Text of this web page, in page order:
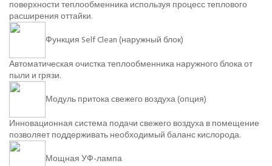
поверхности теплообменника используя процесс теплового
расширения оттайки.
Функция Self Clean (наружный блок)
Автоматическая очистка теплообменника наружного блока от
пыли и грязи.
Модуль притока свежего воздуха (опция)
Инновационная система подачи свежего воздуха в помещение
позволяет поддерживать необходимый баланс кислорода.
Мощная УФ-лампа